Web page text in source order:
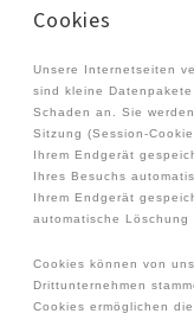
Cookies
Unsere Internetseiten
sind kleine
Schaden an. Sie
Sitzung (Session-
Ihrem Endgerät
Ihres Besuchs
Ihrem Endgerät
automatische
Cookies können von
Drittunternehmen
Cookies ermöglichen